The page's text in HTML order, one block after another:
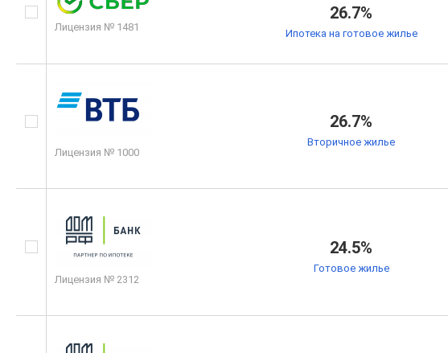
Лицензия № 1481
26.7%
Ипотека на готовое жилье
Лицензия № 1000
26.7%
Вторичное жилье
Лицензия № 2312
24.5%
Готовое жилье